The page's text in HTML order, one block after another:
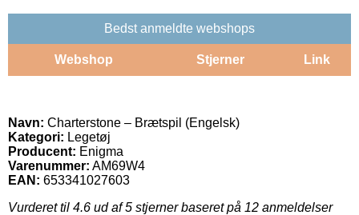
Bedst anmeldte webshops
Webshop Stjerner Link
Navn: Charterstone – Brætspil (Engelsk)
Kategori: Legetøj
Producent: Enigma
Varenummer: AM69W4
EAN: 653341027603
Vurderet til 4.6 ud af 5 stjerner baseret på 12 anmeldelser